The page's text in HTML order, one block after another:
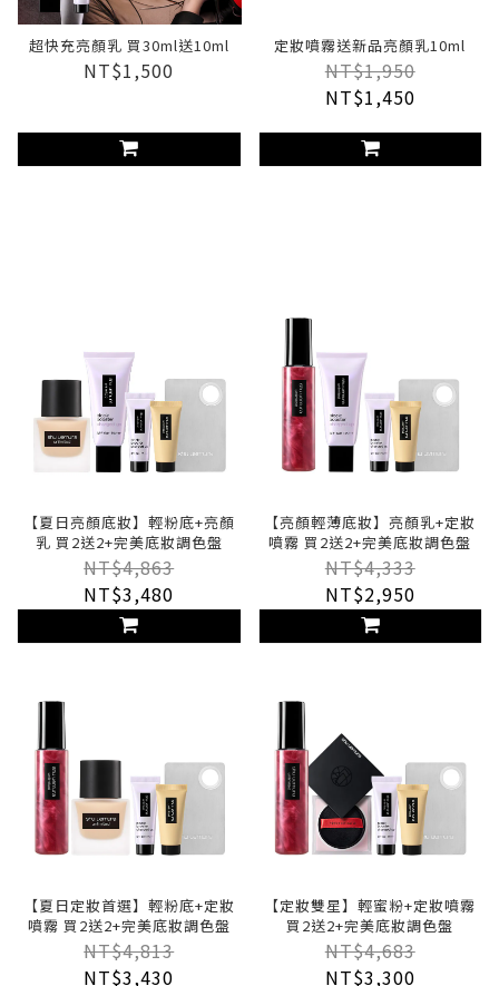
超快充亮顏乳 買30ml送10ml
NT$1,500
定妝噴霧送新品亮顏乳10ml
NT$1,950
NT$1,450
【夏日亮顏底妝】輕粉底+亮顏
乳 買2送2+完美底妝調色盤
NT$4,863
NT$3,480
【亮顏輕薄底妝】亮顏乳+定妝
噴霧 買2送2+完美底妝調色盤
NT$4,333
NT$2,950
【夏日定妝首選】輕粉底+定妝
噴霧 買2送2+完美底妝調色盤
NT$4,813
NT$3,430
【定妝雙星】輕蜜粉+定妝噴霧
買2送2+完美底妝調色盤
NT$4,683
NT$3,300